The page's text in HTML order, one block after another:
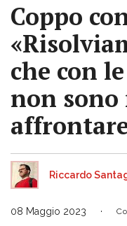
Coppo
che con
non
Riccardo
08 Maggio 2023